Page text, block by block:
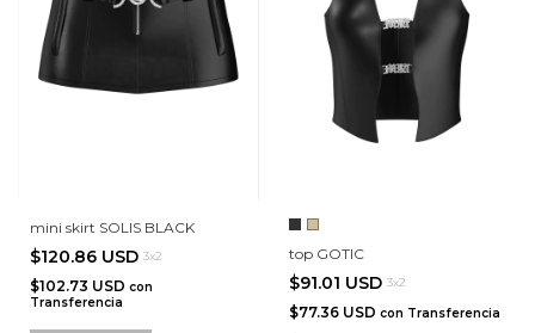
mini skirt SOLIS BLACK
$120.86 USD 3x2
$102.73 USD con
Transferencia
top GOTIC
$91.01 USD 3x2
$77.36 USD con Transferencia